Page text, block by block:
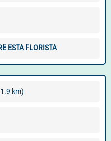
ESTA FLORISTA
km)